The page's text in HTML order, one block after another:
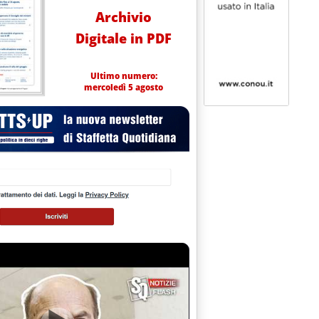
Archivio
Digitale in PDF
Ultimo numero:
mercoledì 5 agosto